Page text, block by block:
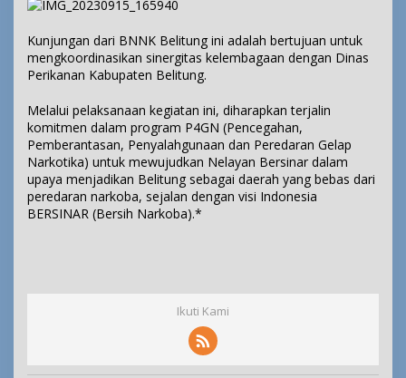
Kunjungan dari BNNK Belitung ini adalah bertujuan untuk
mengkoordinasikan sinergitas kelembagaan dengan Dinas
Perikanan Kabupaten Belitung.
Melalui pelaksanaan kegiatan ini, diharapkan terjalin
komitmen dalam program P4GN (Pencegahan,
Pemberantasan, Penyalahgunaan dan Peredaran Gelap
Narkotika) untuk mewujudkan Nelayan Bersinar dalam
upaya menjadikan Belitung sebagai daerah yang bebas dari
peredaran narkoba, sejalan dengan visi Indonesia
BERSINAR (Bersih Narkoba).*
Ikuti Kami